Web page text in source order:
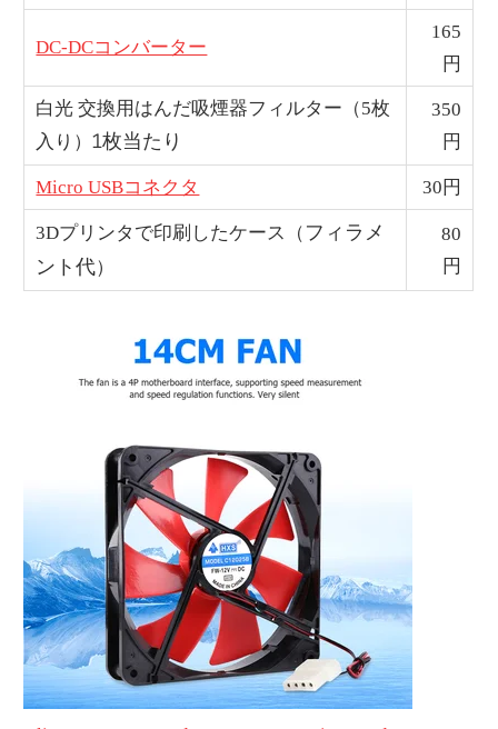
DC-DCコンバーター
165
円
白光 交換用はんだ吸煙器フィルター（5枚
入り）1枚当たり
350
円
Micro USBコネクタ 30円
3Dプリンタで印刷したケース（ フィラメ
ント代）
80
円